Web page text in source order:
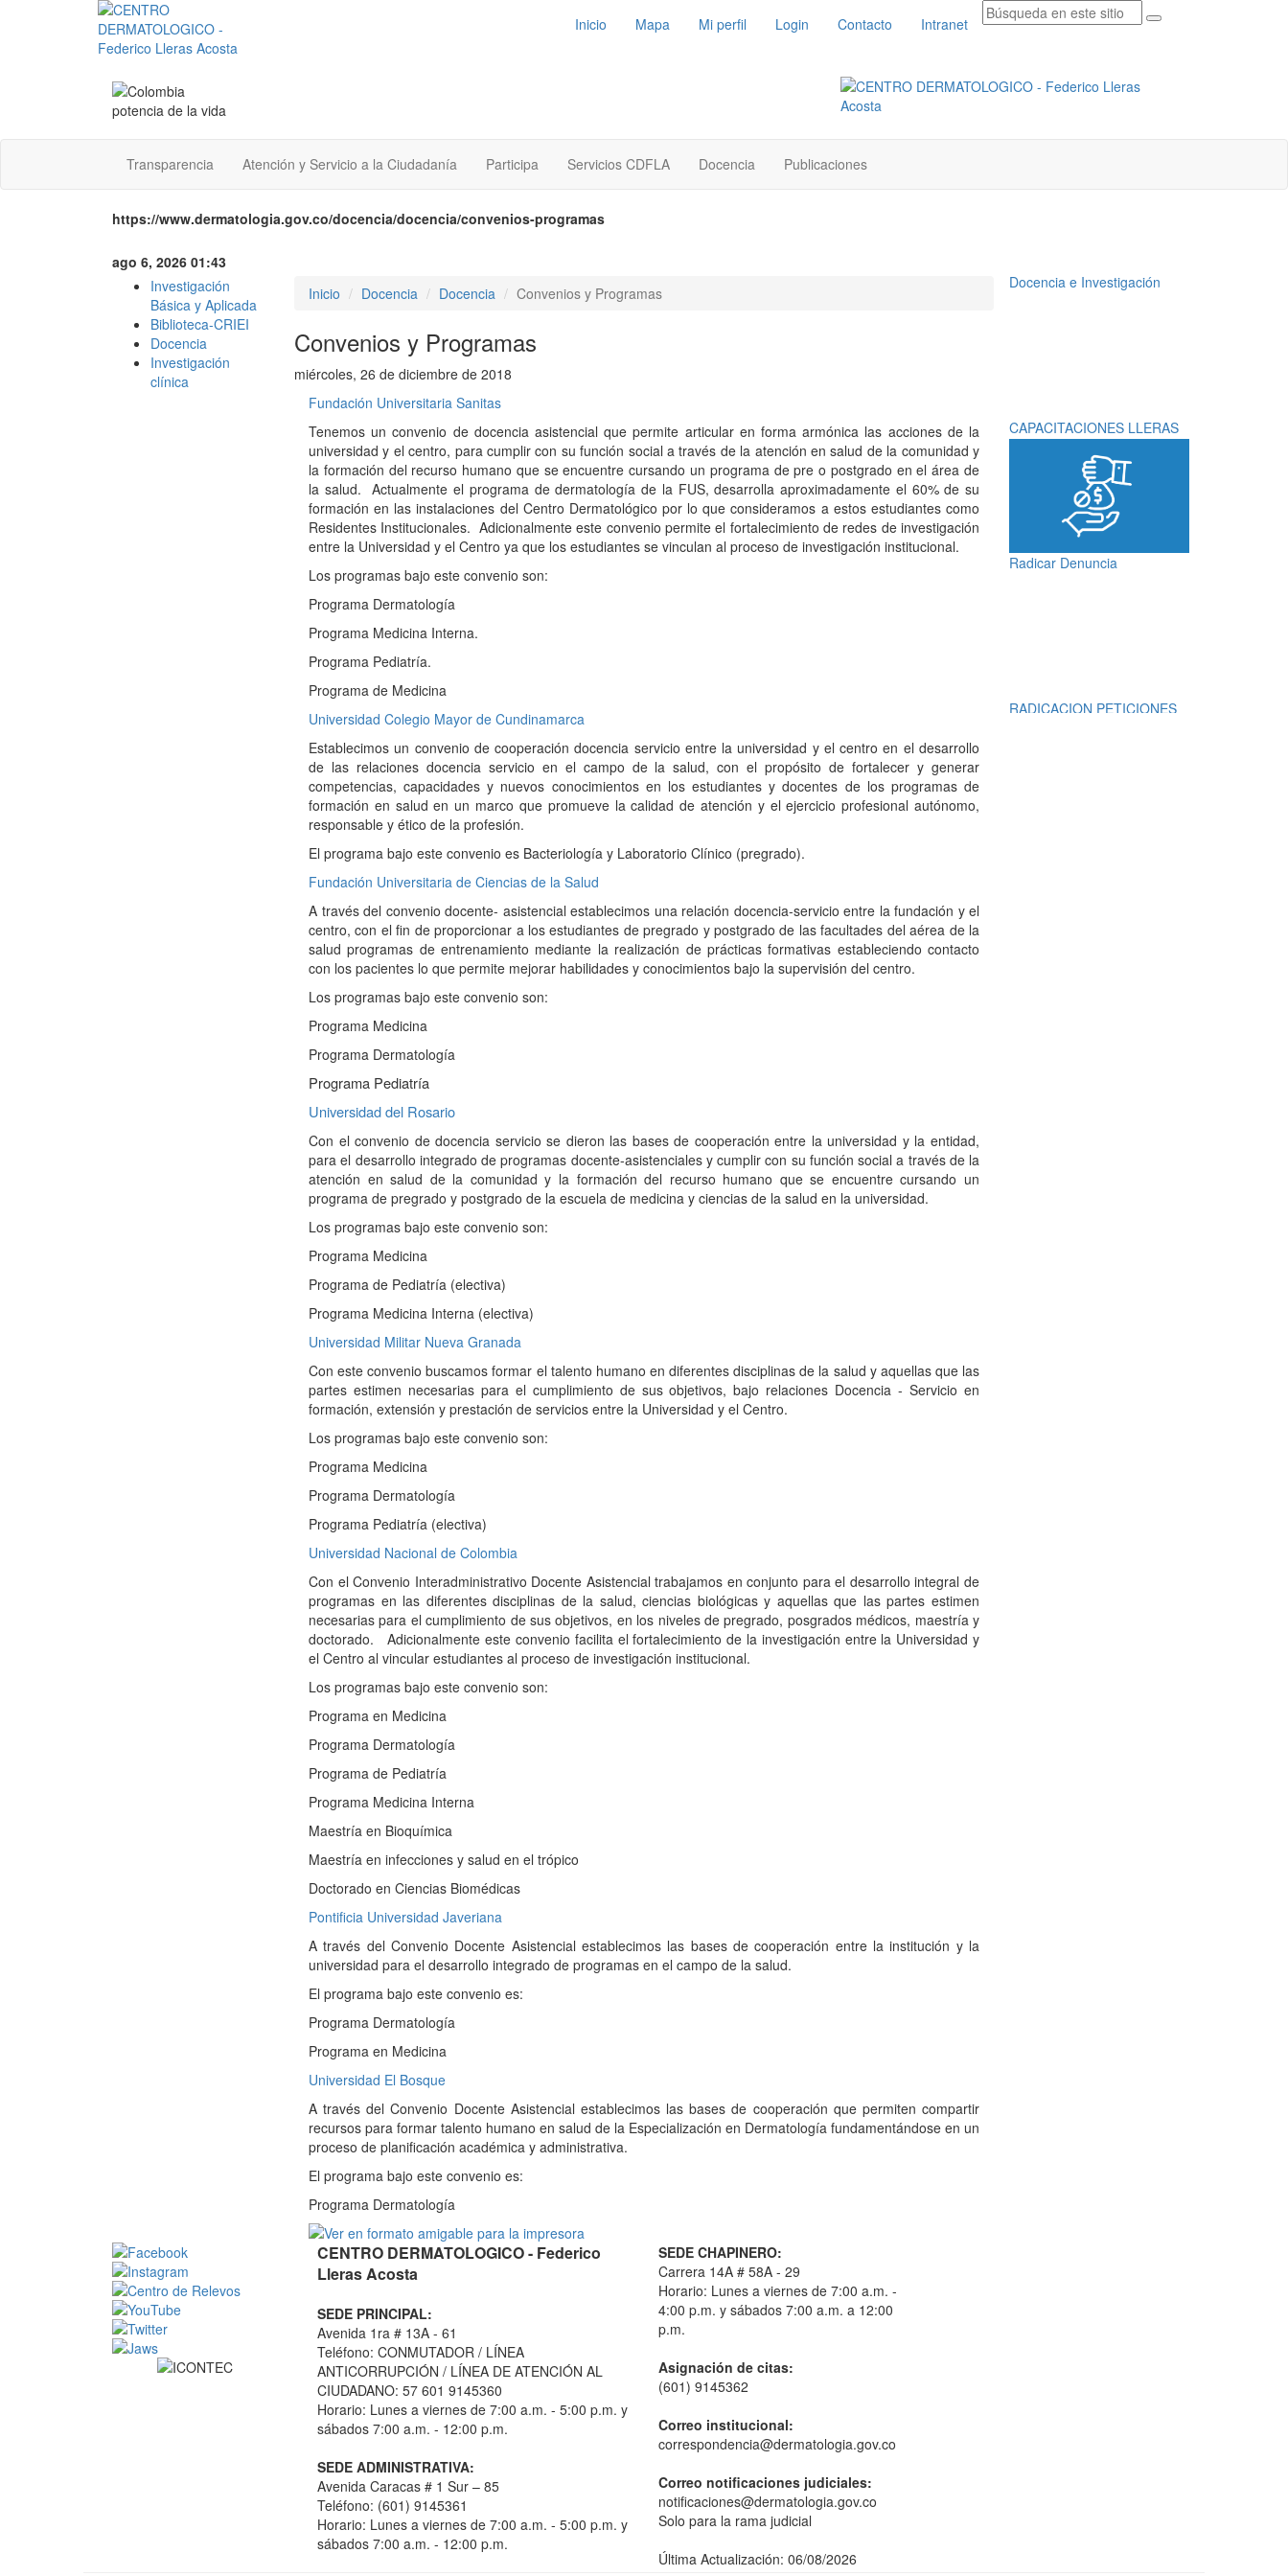
Inicio Mapa Mi perfil Login Contacto Intranet
Transparencia Atención y Servicio a la Ciudadanía Participa Servicios CDFLA Docencia Publicaciones
https://www.dermatologia.gov.co/docencia/docencia/convenios-programas
ago 6, 2026 01:43
Investigación
Básica y Aplicada
Biblioteca-CRIEI
Docencia
Investigación
clínica
Inicio Docencia Docencia Convenios y Programas
Convenios y Programas
miércoles, 26 de diciembre de 2018
Fundación Universitaria Sanitas
Tenemos un convenio de docencia asistencial que permite articular en forma armónica las acciones de la
universidad y el centro, para cumplir con su función social a través de la atención en salud de la comunidad y
la formación del recurso humano que se encuentre cursando un programa de pre o postgrado en el área de
la salud.
Actualmente el programa de dermatología de la FUS, desarrolla aproximadamente el 60% de su
formación en las instalaciones del Centro Dermatológico por lo que consideramos a estos estudiantes como
Residentes Institucionales. Adicionalmente este convenio permite el fortalecimiento de redes de investigación
entre la Universidad y el Centro ya que los estudiantes se vinculan al proceso de investigación institucional.
Los programas bajo este convenio son:
Programa Dermatología
Programa Medicina Interna.
Programa Pediatría.
Programa de Medicina
Universidad Colegio Mayor de Cundinamarca
Establecimos un convenio de cooperación docencia servicio entre la universidad y el centro en el desarrollo
de las relaciones docencia servicio en el campo de la salud, con el propósito de fortalecer y generar
competencias, capacidades y nuevos conocimientos en los estudiantes y docentes de los programas de
formación en salud en un marco que promueve la calidad de atención y el ejercicio profesional autónomo,
responsable y ético de la profesión.
El programa bajo este convenio es Bacteriología y Laboratorio Clínico (pregrado).
Fundación Universitaria de Ciencias de la Salud
A través del convenio docente- asistencial establecimos una relación docencia-servicio entre la fundación y el
centro, con el fin de proporcionar a los estudiantes de pregrado y postgrado de las facultades del aérea de la
salud programas de entrenamiento mediante la realización de prácticas formativas estableciendo contacto
con los pacientes lo que permite mejorar habilidades y conocimientos bajo la supervisión del centro.
Los programas bajo este convenio son:
Programa Medicina
Programa Dermatología
Programa Pediatría
Universidad del Rosario
Con el convenio de docencia servicio se dieron las bases de cooperación entre la universidad y la entidad,
para el desarrollo integrado de programas docente-asistenciales y cumplir con su función social a través de la
atención en salud de la comunidad y la formación del recurso humano que se encuentre cursando un
programa de pregrado y postgrado de la escuela de medicina y ciencias de la salud en la universidad.
Los programas bajo este convenio son:
Programa Medicina
Programa de Pediatría (electiva)
Programa Medicina Interna (electiva)
Universidad Militar Nueva Granada
Con este convenio buscamos formar el talento humano en diferentes disciplinas de la salud y aquellas que las
partes estimen necesarias para el cumplimiento de sus objetivos, bajo relaciones Docencia - Servicio en
formación, extensión y prestación de servicios entre la Universidad y el Centro.
Los programas bajo este convenio son:
Programa Medicina
Programa Dermatología
Programa Pediatría (electiva)
Universidad Nacional de Colombia
Con el Convenio Interadministrativo Docente Asistencial trabajamos en conjunto para el desarrollo integral de
programas en las diferentes disciplinas de la salud, ciencias biológicas y aquellas que las partes estimen
necesarias para el cumplimiento de sus objetivos, en los niveles de pregrado, posgrados médicos, maestría y
doctorado. Adicionalmente este convenio facilita el fortalecimiento de la investigación entre la Universidad y
el Centro al vincular estudiantes al proceso de investigación institucional.
Los programas bajo este convenio son:
Programa en Medicina
Programa Dermatología
Programa de Pediatría
Programa Medicina Interna
Maestría en Bioquímica
Maestría en infecciones y salud en el trópico
Doctorado en Ciencias Biomédicas
Pontificia Universidad Javeriana
A través del Convenio Docente Asistencial establecimos las bases de cooperación entre la institución y la
universidad para el desarrollo integrado de programas en el campo de la salud.
El programa bajo este convenio es:
Programa Dermatología
Programa en Medicina
Universidad El Bosque
A través del Convenio Docente Asistencial establecimos las bases de cooperación que permiten compartir
recursos para formar talento humano en salud de la Especialización en Dermatología fundamentándose en un
proceso de planificación académica y administrativa.
El programa bajo este convenio es:
Programa Dermatología
INSTITUCIONAL
Docencia e Investigación
CAPACITACIONES LLERAS
Radicar Denuncia
RADICACION PETICIONES
CENTRO DERMATOLOGICO - Federico
Lleras Acosta
SEDE PRINCIPAL:
Avenida 1ra # 13A - 61
Teléfono: CONMUTADOR / LÍNEA
ANTICORRUPCIÓN / LÍNEA DE ATENCIÓN AL
CIUDADANO: 57 601 9145360
Horario: Lunes a viernes de 7:00 a.m. - 5:00 p.m. y
sábados 7:00 a.m. - 12:00 p.m.
SEDE ADMINISTRATIVA:
Avenida Caracas # 1 Sur – 85
Teléfono: (601) 9145361
Horario: Lunes a viernes de 7:00 a.m. - 5:00 p.m. y
sábados 7:00 a.m. - 12:00 p.m.
SEDE CHAPINERO:
Carrera 14A # 58A - 29
Horario: Lunes a viernes de 7:00 a.m. -
4:00 p.m. y sábados 7:00 a.m. a 12:00
p.m.
Asignación de citas:
(601) 9145362
Correo institucional:
correspondencia@dermatologia.gov.co
Correo notificaciones judiciales:
notificaciones@dermatologia.gov.co
Solo para la rama judicial
Última Actualización: 06/08/2026